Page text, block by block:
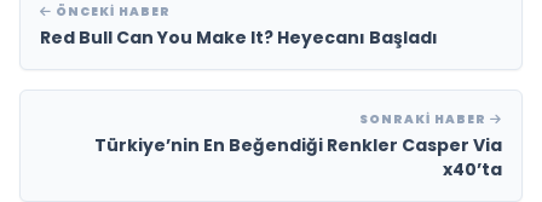
ÖNCEKI HABER
Red Bull Can You Make It? Heyecanı Başladı
SONRAKI HABER
Türkiye’nin En Beğendiği Renkler Casper Via
x40’ta